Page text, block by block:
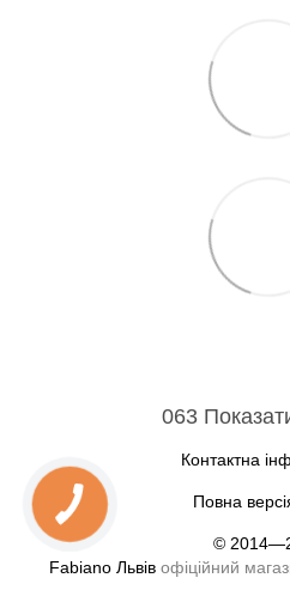
063
Контактна
Повна
©
Fabiano Львів офіційний